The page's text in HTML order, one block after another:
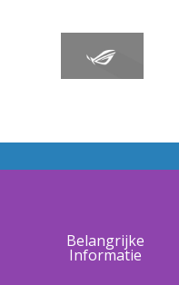
Belangrijke
Informatie